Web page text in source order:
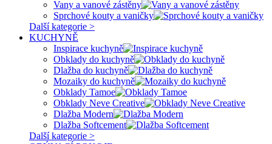
Vany a vanové zástěny
Sprchové kouty a vaničky
Další kategorie >
KUCHYNĚ
Inspirace kuchyně
Obklady do kuchyně
Dlažba do kuchyně
Mozaiky do kuchyně
Obklady Tamoe
Obklady Neve Creative
Dlažba Modern
Dlažba Softcement
Další kategorie >